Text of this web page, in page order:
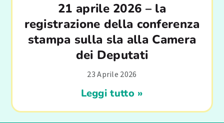
21 aprile 2026 – la
registrazione della conferenza
stampa sulla sla alla Camera
dei Deputati
23 Aprile 2026
Leggi tutto »